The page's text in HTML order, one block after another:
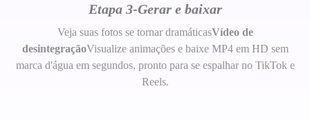
Etapa 3-Gerar e baixar
Veja suas fotos se tornar dramáticasVídeo de
desintegraçãoVisualize animações e baixe MP4 em HD sem
marca d'água em segundos, pronto para se espalhar no TikTok e
Reels.